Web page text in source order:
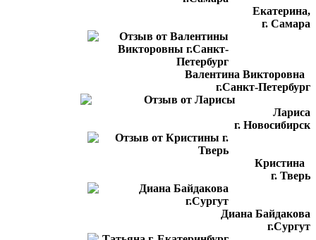
Екатерина,
г. Самара
Валентина Викторовна
г.Санкт-Петербург
Лариса
г. Новосибирск
Кристина
г. Тверь
Диана Байдакова
г.Сургут